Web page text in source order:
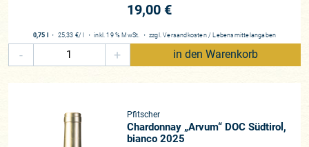
19,00 €
0,75 l ・ 25,33 €/ l ・inkl. 19 % MwSt. ・ zzgl.Versandkosten / Lebensmittelangaben
- + in den Warenkorb
Pfitscher
Chardonnay „Arvum“ DOC Südtirol,
bianco 2025